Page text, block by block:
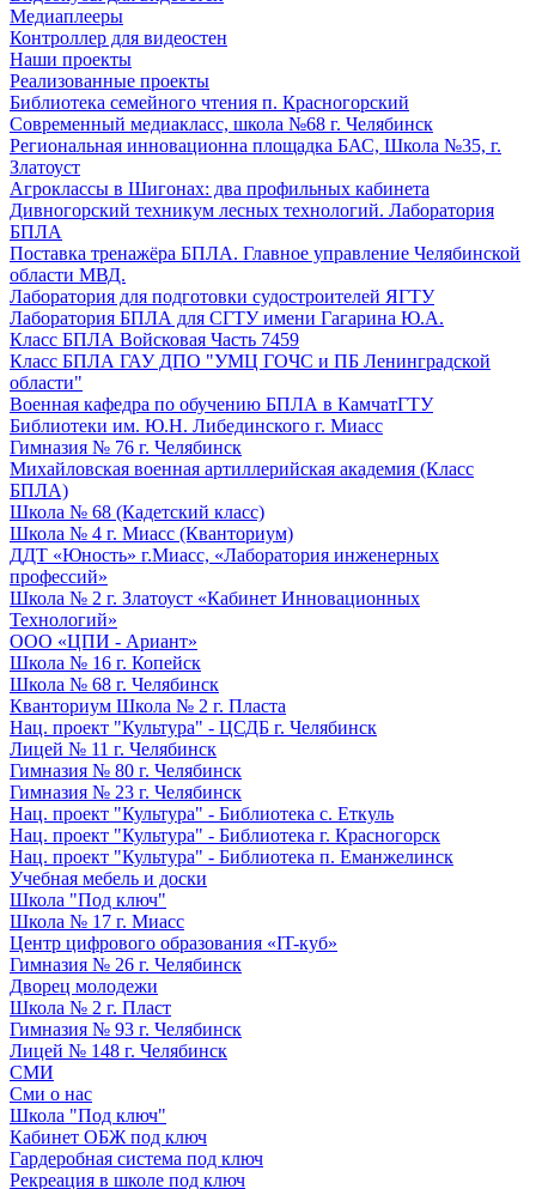
Медиаплееры
Контроллер для видеостен
Наши проекты
Реализованные проекты
Библиотека семейного чтения п. Красногорский
Современный медиакласс, школа №68 г. Челябинск
Региональная инновационна площадка БАС, Школа №35, г.
Златоуст
Агроклассы в Шигонах: два профильных кабинета
Дивногорский техникум лесных технологий. Лаборатория
БПЛА
Поставка тренажёра БПЛА. Главное управление Челябинской
области МВД.
Лаборатория для подготовки судостроителей ЯГТУ
Лаборатория БПЛА для СГТУ имени Гагарина Ю.А.
Класс БПЛА Войсковая Часть 7459
Класс БПЛА ГАУ ДПО "УМЦ ГОЧС и ПБ Ленинградской
области"
Военная кафедра по обучению БПЛА в КамчатГТУ
Библиотеки им. Ю.Н. Либединского г. Миасс
Гимназия № 76 г. Челябинск
Михайловская военная артиллерийская академия (Класс
БПЛА)
Школа № 68 (Кадетский класс)
Школа № 4 г. Миасс (Кванториум)
ДДТ «Юность» г.Миасс, «Лаборатория инженерных
профессий»
Школа № 2 г. Златоуст «Кабинет Инновационных
Технологий»
ООО «ЦПИ - Ариант»
Школа № 16 г. Копейск
Школа № 68 г. Челябинск
Кванториум Школа № 2 г. Пласта
Нац. проект "Культура" - ЦСДБ г. Челябинск
Лицей № 11 г. Челябинск
Гимназия № 80 г. Челябинск
Гимназия № 23 г. Челябинск
Нац. проект "Культура" - Библиотека с. Еткуль
Нац. проект "Культура" - Библиотека г. Красногорск
Нац. проект "Культура" - Библиотека п. Еманжелинск
Учебная мебель и доски
Школа "Под ключ"
Школа № 17 г. Миасс
Центр цифрового образования «IT-куб»
Гимназия № 26 г. Челябинск
Дворец молодежи
Школа № 2 г. Пласт
Гимназия № 93 г. Челябинск
Лицей № 148 г. Челябинск
СМИ
Сми о нас
Школа "Под ключ"
Кабинет ОБЖ под ключ
Гардеробная система под ключ
Рекреация в школе под ключ